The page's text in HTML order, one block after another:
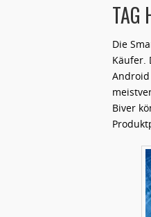
TAG
Die
Käufer.
Biver